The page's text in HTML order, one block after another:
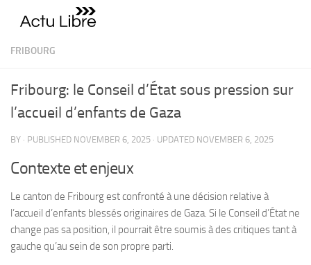
Skip to content
FRIBOURG
Fribourg: le Conseil d’État sous pression sur
l’accueil d’enfants de Gaza
BY · PUBLISHED NOVEMBER 6, 2025 · UPDATED NOVEMBER 6, 2025
Contexte et enjeux
Le canton de Fribourg est confronté à une décision relative à
l’accueil d’enfants blessés originaires de Gaza. Si le Conseil d’État ne
change pas sa position, il pourrait être soumis à des critiques tant à
gauche qu’au sein de son propre parti.